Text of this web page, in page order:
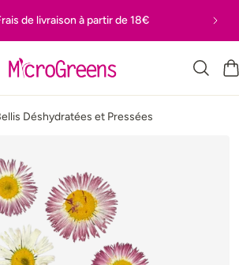
de livraison à partir de 18€
Déshydratées et Pressées